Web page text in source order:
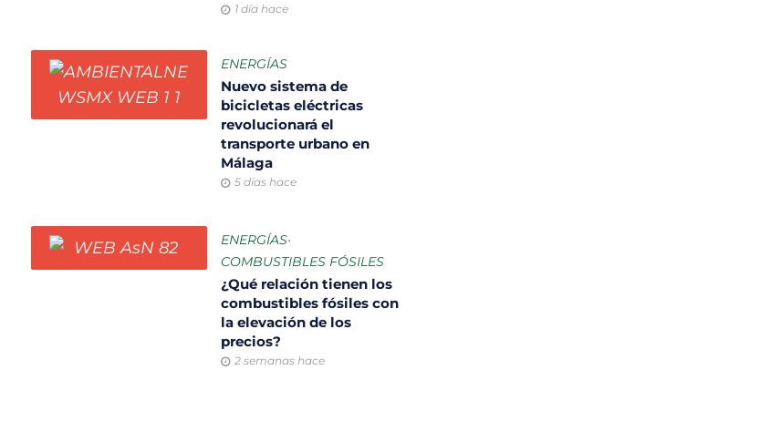
1 día hace
ENERGÍAS
Nuevo sistema de
bicicletas eléctricas
revolucionará el
transporte urbano en
Málaga
5 días hace
ENERGÍAS•
COMBUSTIBLES FÓSILES
¿Qué relación tienen los
combustibles fósiles con
la elevación de los
precios?
2 semanas hace